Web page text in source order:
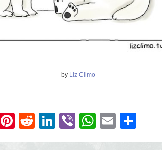
by Liz Climo
Twitter
Pinterest
RedditLinkedIn
ViberWhatsApp
Email